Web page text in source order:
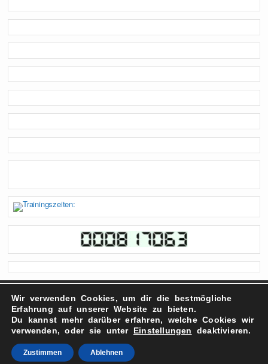
copyright 2022 – FSV Doberlug-Kirchhain 2021 e.V.
Impressum
Datenschutzerklärung
Erstellt mitWordPress
Wir verwenden Cookies, um dir die bestmögliche
Erfahrung auf unserer Website zu bieten.
Du kannst mehr darüber erfahren, welche Cookies wir
verwenden, oder sie unter Einstellungen deaktivieren.
Zustimmen Ablehnen